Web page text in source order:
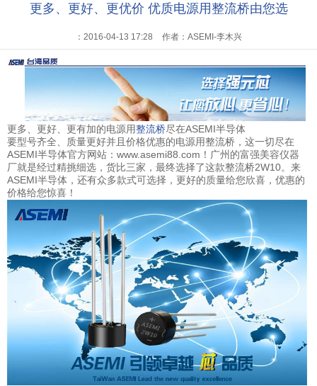
更多、更好、更优价 优质电源用整流桥由您选
：2016-04-13 17:28 作者：ASEMI-李木兴
更多、更好、更有加的电源用整流桥尽在ASEMI半导体
要型号齐全、质量更好并且价格优惠的电源用整流桥，这一切尽在
ASEMI半导体官方网站：www.asemi88.com！广州的富强美容仪器
厂就是经过精挑细选，货比三家，最终选择了这款整流桥2W10。来
ASEMI半导体，还有众多款式可选择，更好的质量给您欣喜，优惠的
价格给您惊喜！